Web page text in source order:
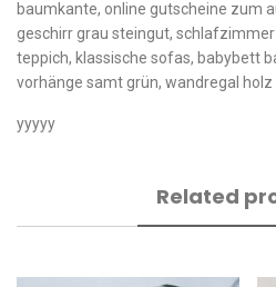
baumkante, online gutscheine zum
geschirr grau steingut,
teppich, klassische sofas, babybett
vorhänge samt grün, wandregal holz
yyyyy
Related